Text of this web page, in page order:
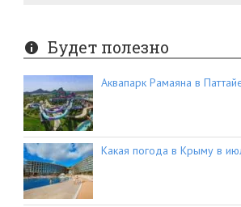
Будет полезно
Аквапарк Рамаяна в
Какая погода в Крыму в